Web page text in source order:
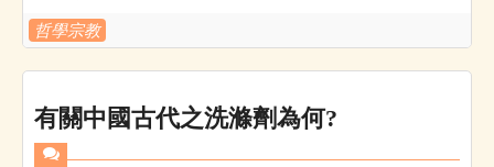
哲學宗教
有關中國古代之洗滌劑為何?